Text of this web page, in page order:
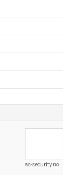
ac-security.no